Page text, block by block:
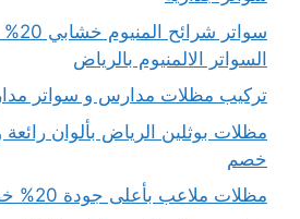
السواتر الالمنيوم بالرياض
تركيب مظلات مدارس و سواتر مدارس
خصم
مظلات ملاعب بأعلى جودة 20% خصم